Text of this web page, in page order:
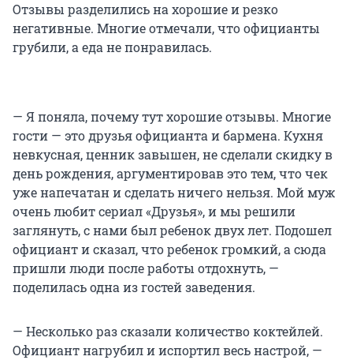
Отзывы разделились на хорошие и резко
негативные. Многие отмечали, что официанты
грубили, а еда не понравилась.
— Я поняла, почему тут хорошие отзывы. Многие
гости — это друзья официанта и бармена. Кухня
невкусная, ценник завышен, не сделали скидку в
день рождения, аргументировав это тем, что чек
уже напечатан и сделать ничего нельзя. Мой муж
очень любит сериал «Друзья», и мы решили
заглянуть, с нами был ребенок двух лет. Подошел
официант и сказал, что ребенок громкий, а сюда
пришли люди после работы отдохнуть, —
поделилась одна из гостей заведения.
— Несколько раз сказали количество коктейлей.
Официант нагрубил и испортил весь настрой, —